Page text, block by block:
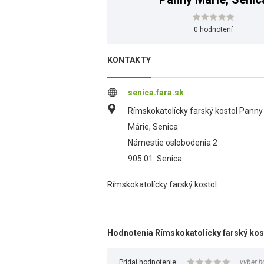
0 hodnotení
KONTAKTY
senica.fara.sk
Rímskokatolícky farský kostol Panny
Márie, Senica
Námestie oslobodenia 2
905 01 Senica
Rímskokatolícky farský kostol.
Hodnotenia Rímskokatolícky farský
Pridaj hodnotenie: vyber